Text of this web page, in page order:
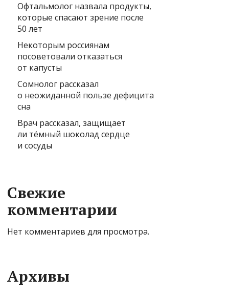
Офтальмолог назвала продукты,
которые спасают зрение после
50 лет
Некоторым россиянам
посоветовали отказаться
от капусты
Сомнолог рассказал
о неожиданной пользе дефицита
сна
Врач рассказал, защищает
ли тёмный шоколад сердце
и сосуды
Свежие
комментарии
Нет комментариев для просмотра.
Архивы